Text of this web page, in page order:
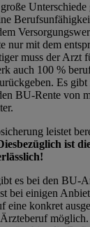
Unterschiede
nur mit dem
muss der Arzt
auch 100 %
Es
BU-Rente von
leistet
ist
es bei den BU-
bei einigen
eine konkret